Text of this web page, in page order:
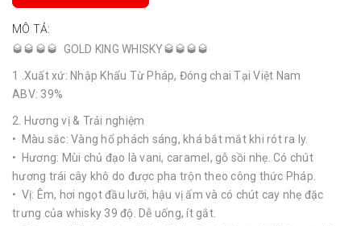
MÔ TẢ:
🥃🥃🥃🥃 GOLD KING WHISKY🥃🥃🥃🥃
1 .Xuất xứ: Nhập Khẩu Từ Pháp, Đóng chai Tại Việt Nam
ABV: 39%
2. Hương vị & Trải nghiệm
• Màu sắc: Vàng hổ phách sáng, khá bắt mắt khi rót ra ly.
• Hương: Mùi chủ đạo là vani, caramel, gỗ sồi nhẹ. Có chút
hương trái cây khô do được pha trộn theo công thức Pháp.
• Vị: Êm, hơi ngọt đầu lưỡi, hậu vị ấm và có chút cay nhẹ đặc
trưng của whisky 39 độ. Dễ uống, ít gắt.